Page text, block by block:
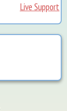
Live Support